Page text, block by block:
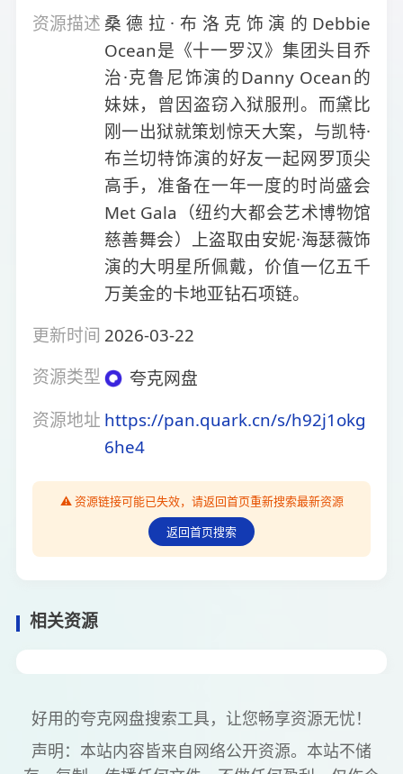
资源描述 桑德拉·布洛克饰演的Debbie
Ocean是《十一罗汉》集团头目乔
治·克鲁尼饰演的Danny Ocean的
妹妹，曾因盗窃入狱服刑。而黛比
刚一出狱就策划惊天大案，与凯特·
布兰切特饰演的好友一起网罗顶尖
高手，准备在一年一度的时尚盛会
Met Gala（纽约大都会艺术博物馆
慈善舞会）上盗取由安妮·海瑟薇饰
演的大明星所佩戴，价值一亿五千
万美金的卡地亚钻石项链。
更新时间 2026-03-22
资源类型
夸克网盘
资源地址 https://pan.quark.cn/s/h92j1okg
6he4
⚠️ 资源链接可能已失效，请返回首页重新搜索最新资源
返回首页搜索
相关资源
好用的夸克网盘搜索工具，让您畅享资源无忧！
声明：本站内容皆来自网络公开资源。本站不储